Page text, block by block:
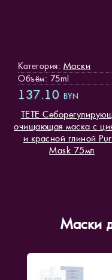
Категория: Маски
Объём: 75ml
137.10 BYN
TETE
очищающая маска с
и красной глиной
Mask 75мл
Маски